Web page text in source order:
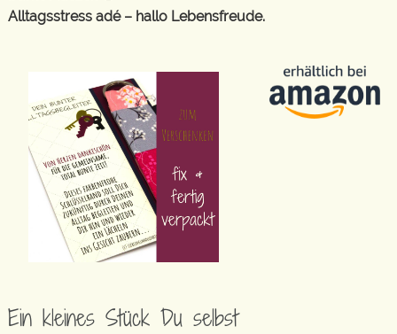
Alltagsstress adé – hallo Lebensfreude.
Ein kleines Stück Du selbst